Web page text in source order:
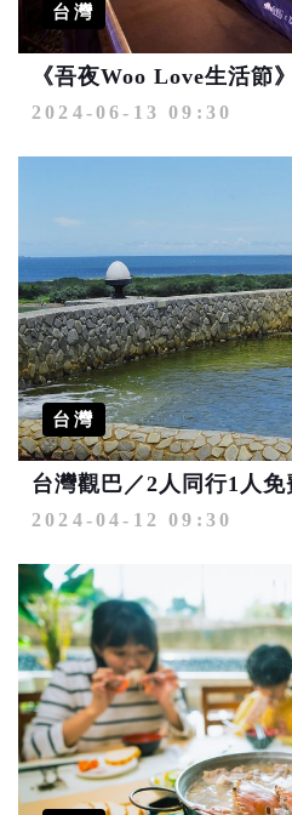
台灣
2024-06-13 09:30
台灣
2024-04-12 09:30